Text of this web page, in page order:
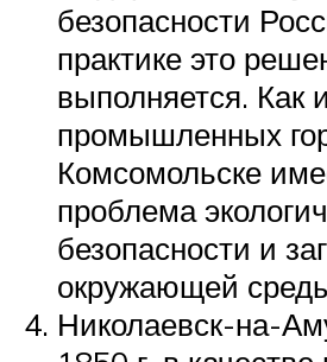
безопасности
практике это
выполняется. Как
промышленных
Комсомольске
проблема
безопасности и
окружающей
Николаевск-на-